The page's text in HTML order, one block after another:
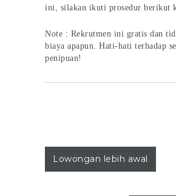
ini, silakan ikuti prosedur berikut
Note : Rekrutmen ini gratis dan
biaya apapun. Hati-hati terhadap
penipuan!
Lowongan lebih awal